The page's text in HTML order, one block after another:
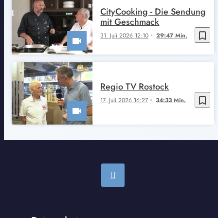
bookmark_border
31. Juli 2026 12:10 29:47 Min.
CityCooking - Die Sendung
mit Geschmack
bookmark_border
17. Juli 2026 16:27 34:33 Min.
Regio TV Rostock